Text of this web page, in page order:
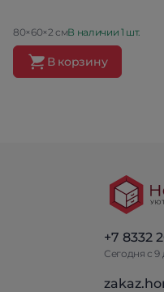
80×60×2 смВ наличии 1 шт.
В корзину
+7 8332
Сегодня с 9